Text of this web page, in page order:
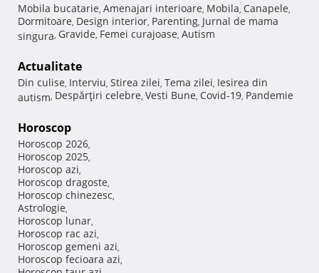
Mobila bucatarie, Amenajari interioare, Mobila, Canapele,
Dormitoare, Design interior, Parenting, Jurnal de mama
singura, Gravide, Femei curajoase, Autism
Actualitate
Din culise, Interviu, Stirea zilei, Tema zilei, Iesirea din
autism, Despărţiri celebre, Vesti Bune, Covid-19, Pandemie
Horoscop
Horoscop 2026,
Horoscop 2025,
Horoscop azi,
Horoscop dragoste,
Horoscop chinezesc,
Astrologie,
Horoscop lunar,
Horoscop rac azi,
Horoscop gemeni azi,
Horoscop fecioara azi,